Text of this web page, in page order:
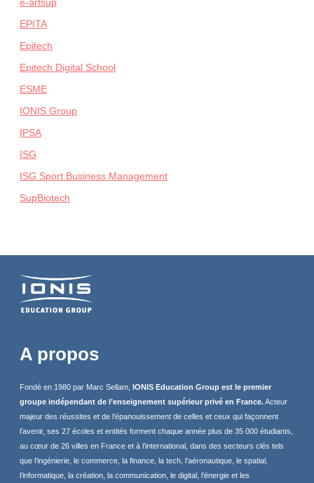
e-artsup
EPITA
Epitech
Epitech Digital School
ESME
IONIS Group
IPSA
ISG
ISG Sport Business Management
SupBiotech
A propos
Fondé en 1980 par Marc Sellam,
IONIS Education Group est le premier
groupe indépendant de l’enseignement supérieur privé en France.Acteur
majeur des réussites et de l’épanouissement de celles et ceux qui façonnent
l’avenir, ses 27 écoles et entités forment chaque année plus de 35 000 étudiants,
au cœur de 26 villes en France et à l’international, dans des secteurs clés tels
que l’ingénierie, le commerce, la finance, la tech, l’aéronautique, le spatial,
l’informatique, la création, la communication, le digital, l’énergie et les